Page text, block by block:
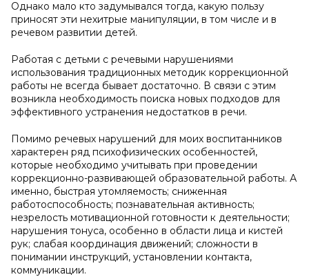
Однако мало кто задумывался тогда, какую пользу
приносят эти нехитрые манипуляции, в том числе и в
речевом развитии детей.
Работая с детьми с речевыми нарушениями
использования традиционных методик коррекционной
работы не всегда бывает достаточно. В связи с этим
возникла необходимость поиска новых подходов для
эффективного устранения недостатков в речи.
Помимо речевых нарушений для моих воспитанников
характерен ряд психофизических особенностей,
которые необходимо учитывать при проведении
коррекционно-развивающей образовательной работы. А
именно, быстрая утомляемость; сниженная
работоспособность; познавательная активность;
незрелость мотивационной готовности к деятельности;
нарушения тонуса, особенно в области лица и кистей
рук; слабая координация движений; сложности в
понимании инструкций, установлении контакта,
коммуникации.